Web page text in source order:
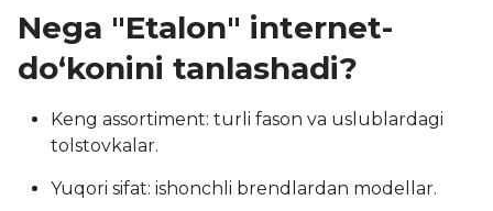
Nega "Etalon" internet-
do‘konini tanlashadi?
Keng assortiment: turli fason va uslublardagi
tolstovkalar.
Yuqori sifat: ishonchli brendlardan modellar.